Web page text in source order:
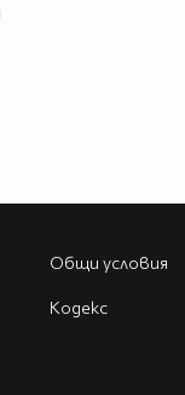
Общи условия
Кодекс